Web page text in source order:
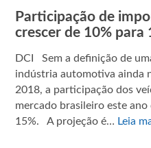
Participação de
crescer de 10% para
DCI Sem a definição de
indústria automotiva ainda
2018, a participação dos
mercado brasileiro este
15%. A projeção é… Leia